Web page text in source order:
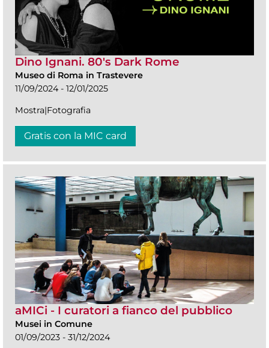
Dino Ignani. 80's Dark Rome
Museo di Roma in Trastevere
11/09/2024 - 12/01/2025
Mostra|Fotografia
Gratis con la MIC card
aMICi - I curatori a fianco del pubblico
Musei in Comune
01/09/2023 - 31/12/2024